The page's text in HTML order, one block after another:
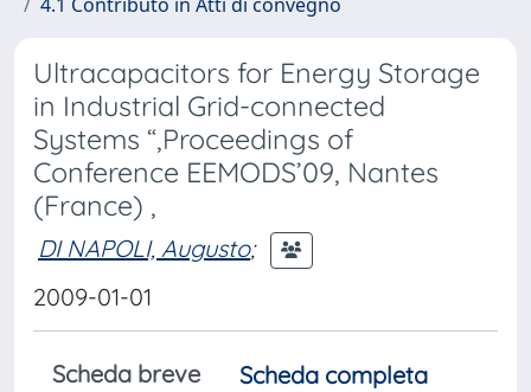
Ultracapacitors for Energy Storage
in Industrial Grid-connected
Systems “,Proceedings of
Conference EEMODS’09, Nantes
(France) ,
DI NAPOLI, Augusto;
2009-01-01
Scheda breve
Scheda completa